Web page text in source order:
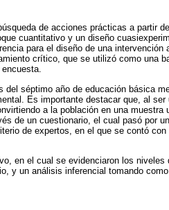
de acciones prácticas a partir
cuantitativo y un diseño
para el diseño de una intervención
crítico, que se utilizó como una
séptimo año de educación básica
Es importante destacar que, al
a la población en una muestra
de un cuestionario, el cual pasó por
de expertos, en el que se contó
en el cual se evidenciaron los
y un análisis inferencial tomando